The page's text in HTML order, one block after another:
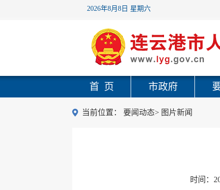
2026年8月8日 星期六
首 页 市政府
当前位置： 要闻动态> 图片新闻
时间：